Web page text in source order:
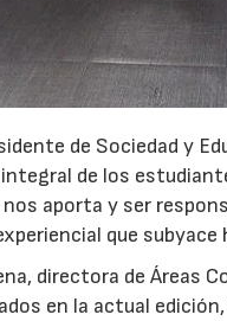
de Sociedad y
de los
aporta y ser
que
directora de Áreas
en la actual